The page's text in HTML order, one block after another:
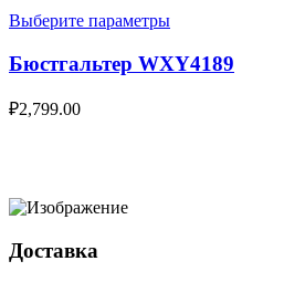
Выберите параметры
Бюстгальтер WXY4189
₽2,799.00
Доставка